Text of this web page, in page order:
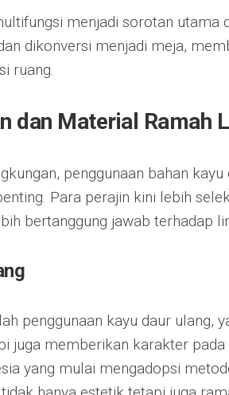
menjadi sorotan utama
dikonversi menjadi meja,
ruang.
dan Material Ramah
penggunaan bahan
Para perajin kini lebih
bertanggung jawab terhadap
penggunaan kayu daur ulang,
juga memberikan karakter pada
yang mulai mengadopsi